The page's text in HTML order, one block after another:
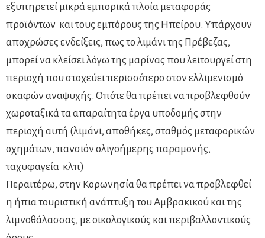
εξυπηρετεί μικρά εμπορικά πλοία μεταφοράς
προϊόντων και τους εμπόρους της Ηπείρου. Υπάρχουν
αποχρώσες ενδείξεις, πως το λιμάνι της Πρέβεζας,
μπορεί να κλείσει λόγω της μαρίνας που λειτουργεί στη
περιοχή που στοχεύει περισσότερο στον ελλιμενισμό
σκαφών αναψυχής. Οπότε θα πρέπει να προβλεφθούν
χωροταξικά τα απαραίτητα έργα υποδομής στην
περιοχή αυτή (λιμάνι, αποθήκες, σταθμός μεταφορικών
οχημάτων, πανσιόν ολιγοήμερης παραμονής,
ταχυφαγεία κλπ)
Περαιτέρω, στην Κορωνησία θα πρέπει να προβλεφθεί
η ήπια τουριστική ανάπτυξη του Αμβρακικού και της
λιμνοθάλασσας, με οικολογικούς και περιβαλλοντικούς